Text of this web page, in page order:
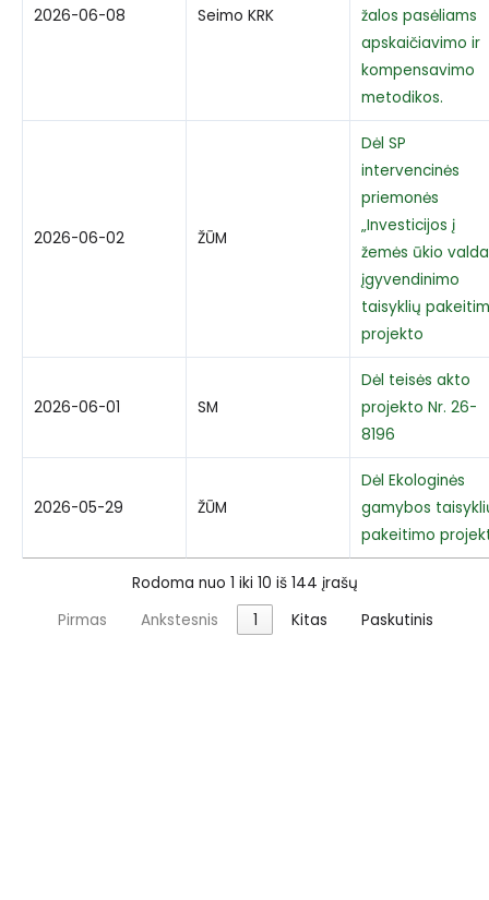
2026-06-08 Seimo KRK
žalos pasėliams
apskaičiavimo ir
kompensavimo
metodikos.
2026-06-02 ŽŪM
Dėl SP
intervencinės
priemonės
„Investicijos į
žemės ūkio
įgyvendinimo
taisyklių
projekto
2026-06-01 SM
Dėl teisės akto
projekto Nr. 26-
8196
2026-05-29 ŽŪM
Dėl Ekologinės
gamybos
pakeitimo
Rodoma nuo 1 iki 10 iš 144 įrašų
Pirmas
Ankstesnis 1 Kitas Paskutinis